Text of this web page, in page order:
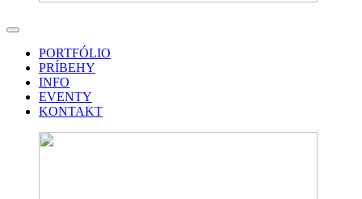
PORTFÓLIO
PRÍBEHY
INFO
EVENTY
KONTAKT